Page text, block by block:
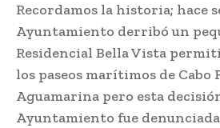
Recordamos la historia; hace
Ayuntamiento derribó un
Residencial Bella Vista
los paseos marítimos de Cabo
Aguamarina pero esta
Ayuntamiento fue